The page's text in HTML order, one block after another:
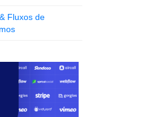
Fluxos de